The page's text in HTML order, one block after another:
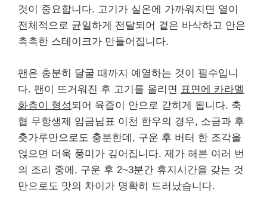
것이 중요합니다. 고기가 실온에 가까워지면 열이
전체적으로 균일하게 전달되어 겉은 바삭하고 안은
촉촉한 스테이크가 만들어집니다.
팬은 충분히 달굴 때까지 예열하는 것이 필수입니
다. 팬이 뜨거워진 후 고기를 올리면 표면에 카라멜
화층이 형성되어 육즙이 안으로 갇히게 됩니다. 축
협 무항생제 임금님표 이천 한우의 경우, 소금과 후
춧가루만으로도 충분한데, 구운 후 버터 한 조각을
얹으면 더욱 풍미가 깊어집니다. 제가 해본 여러 번
의 조리 중에, 구운 후 2~3분간 휴지시간을 갖는 것
만으로도 맛의 차이가 명확히 드러났습니다.